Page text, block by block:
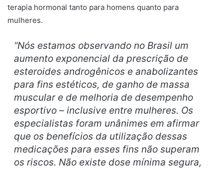
terapia hormonal tanto para homens quanto para
mulheres.
“Nós estamos observando no Brasil um
aumento exponencial da prescrição de
esteroides androgênicos e anabolizantes
para fins estéticos, de ganho de massa
muscular e de melhoria de desempenho
esportivo – inclusive entre mulheres. Os
especialistas foram unânimes em afirmar
que os benefícios da utilização dessas
medicações para esses fins não superam
os riscos. Não existe dose mínima segura,